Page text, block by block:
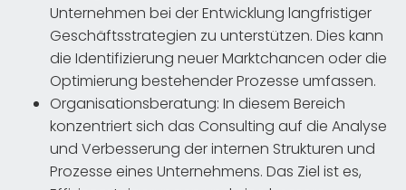
Unternehmen bei der Entwicklung langfristiger
Geschäftsstrategien zu unterstützen. Dies kann
die Identifizierung neuer Marktchancen oder die
Optimierung bestehender Prozesse umfassen.
Organisationsberatung: In diesem Bereich
konzentriert sich das Consulting auf die Analyse
und Verbesserung der internen Strukturen und
Prozesse eines Unternehmens. Das Ziel ist es,